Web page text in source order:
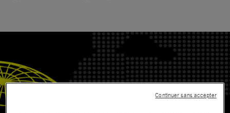
Continuer sans accepter